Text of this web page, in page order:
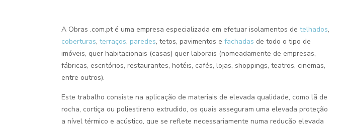
A Obras .com.pt é uma empresa especializada em efetuar isolamentos detelhados,
coberturas,terraços, paredes, tetos, pavimentos efachadas de todo o tipo de
imóveis, quer habitacionais (casas) quer laborais (nomeadamente de empresas,
fábricas, escritórios, restaurantes, hotéis, cafés, lojas, shoppings, teatros, cinemas,
entre outros).
Este trabalho consiste na aplicação de materiais de elevada qualidade, como lã de
rocha, cortiça ou poliestireno extrudido, os quais asseguram uma elevada proteção
a nível térmico e acústico, que se reflete necessariamente numa redução elevada